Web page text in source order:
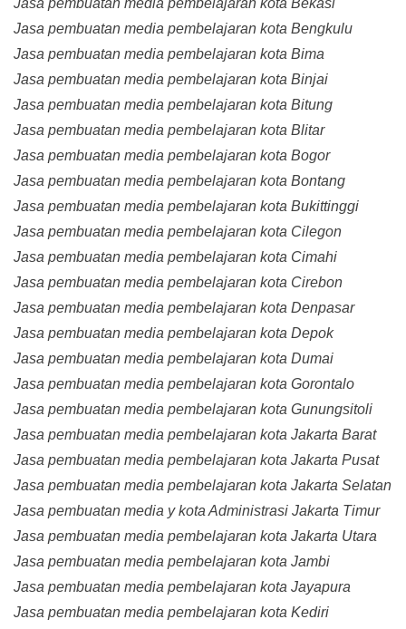
Jasa pembuatan media pembelajaran kota Bekasi
Jasa pembuatan media pembelajaran kota Bengkulu
Jasa pembuatan media pembelajaran kota Bima
Jasa pembuatan media pembelajaran kota Binjai
Jasa pembuatan media pembelajaran kota Bitung
Jasa pembuatan media pembelajaran kota Blitar
Jasa pembuatan media pembelajaran kota Bogor
Jasa pembuatan media pembelajaran kota Bontang
Jasa pembuatan media pembelajaran kota Bukittinggi
Jasa pembuatan media pembelajaran kota Cilegon
Jasa pembuatan media pembelajaran kota Cimahi
Jasa pembuatan media pembelajaran kota Cirebon
Jasa pembuatan media pembelajaran kota Denpasar
Jasa pembuatan media pembelajaran kota Depok
Jasa pembuatan media pembelajaran kota Dumai
Jasa pembuatan media pembelajaran kota Gorontalo
Jasa pembuatan media pembelajaran kota Gunungsitoli
Jasa pembuatan media pembelajaran kota Jakarta Barat
Jasa pembuatan media pembelajaran kota Jakarta Pusat
Jasa pembuatan media pembelajaran kota Jakarta Selatan
Jasa pembuatan media y kota Administrasi Jakarta Timur
Jasa pembuatan media pembelajaran kota Jakarta Utara
Jasa pembuatan media pembelajaran kota Jambi
Jasa pembuatan media pembelajaran kota Jayapura
Jasa pembuatan media pembelajaran kota Kediri